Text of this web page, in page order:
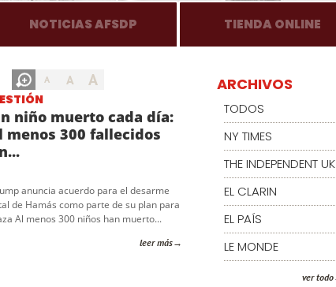
NOTICIAS AFSDP TIENDA ONLINE
A A A
niño muerto cada día:
menos 300 fallecidos
anuncia acuerdo para el desarme
de Hamás como parte de su plan para
Al menos 300 niños han muerto...
leer más
ARCHIVOS
TODOS
NY TIMES
THE INDEPENDENT UK
EL CLARIN
EL PAÍS
LE MONDE
ver todo